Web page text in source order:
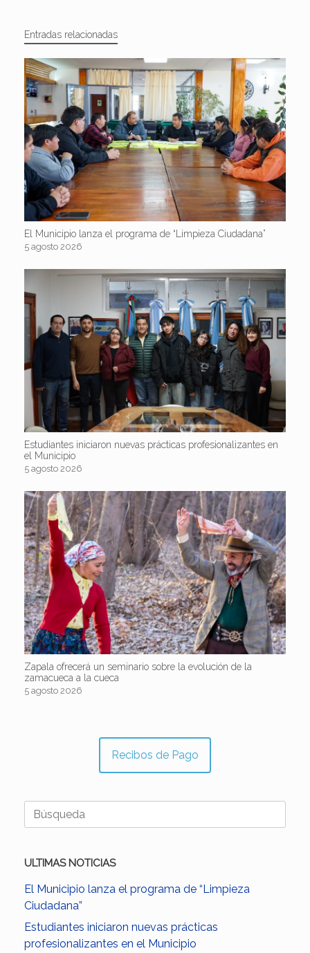
Entradas relacionadas
El Municipio lanza el programa de “Limpieza Ciudadana”
5 agosto 2026
Estudiantes iniciaron nuevas prácticas profesionalizantes en
el Municipio
5 agosto 2026
Zapala ofrecerá un seminario sobre la evolución de la
zamacueca a la cueca
5 agosto 2026
Recibos de Pago
Buscar:
ULTIMAS NOTICIAS
El Municipio lanza el programa de “Limpieza
Ciudadana”
Estudiantes iniciaron nuevas prácticas
profesionalizantes en el Municipio